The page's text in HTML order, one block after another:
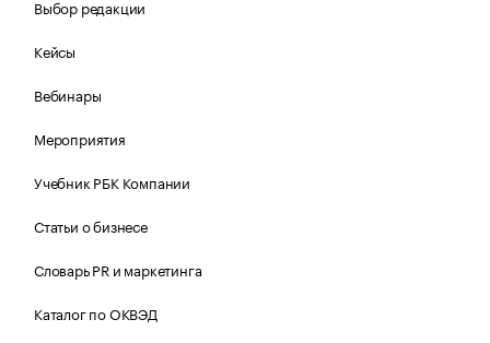
Выбор редакции
Кейсы
Вебинары
Мероприятия
Учебник РБК Компании
Статьи о бизнесе
Словарь PR и маркетинга
Каталог по ОКВЭД